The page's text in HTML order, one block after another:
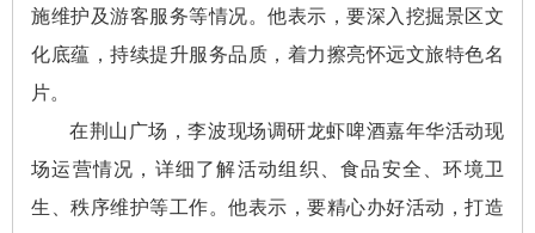
施维护及游客服务等情况。他表示，要深入挖掘景区文
化底蕴，持续提升服务品质，着力擦亮怀远文旅特色名
片。
在荆山广场，李波现场调研龙虾啤酒嘉年华活动现
场运营情况，详细了解活动组织、食品安全、环境卫
生、秩序维护等工作。他表示，要精心办好活动，打造